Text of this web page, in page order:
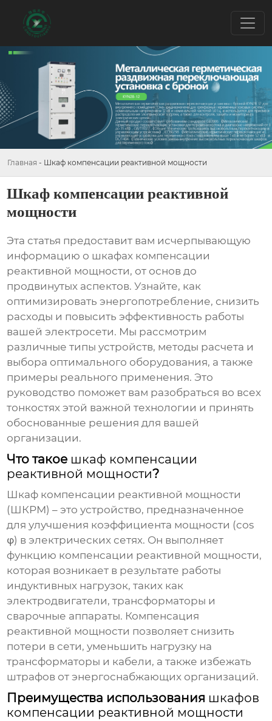
Главная - Шкаф компенсации реактивной мощности
Шкаф компенсации реактивной
мощности
Эта статья предоставит вам исчерпывающую
информацию о шкафах компенсации
реактивной мощности, от основ до
продвинутых аспектов. Узнайте, как
оптимизировать энергопотребление, снизить
расходы и повысить эффективность работы
вашей электросети. Мы рассмотрим
различные типы устройств, методы расчета и
выбора оптимального оборудования, а также
примеры реального применения. Это
руководство поможет вам разобраться во всех
тонкостях этой важной технологии и принять
обоснованные решения для вашей
организации.
Что такое шкаф компенсации
реактивной мощности?
Шкаф компенсации реактивной мощности
(ШКРМ) – это устройство, предназначенное
для улучшения коэффициента мощности (cos
φ) в электрических сетях. Он выполняет
функцию компенсации реактивной мощности,
которая возникает в результате работы
индуктивных нагрузок, таких как
электродвигатели, трансформаторы и
сварочные аппараты. Компенсация
реактивной мощности позволяет снизить
потери в сети, уменьшить нагрузку на
трансформаторы и кабели, а также избежать
штрафов от энергоснабжающих организаций.
Преимущества использования шкафов
компенсации реактивной мощности